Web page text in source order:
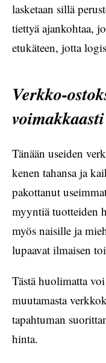
lasketaan sillä
tiettyä ajankohtaa,
etukäteen, jotta
Verkko-
voimakkaasti
Tänään useiden
kenen tahansa ja
pakottanut
myyntiä tuotteiden
myös naisille ja
lupaavat ilmaisen
Tästä huolimatta
muutamasta
tapahtuman
hinta.